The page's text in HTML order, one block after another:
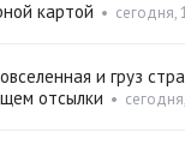
картой • сегодня,
и груз
отсылки •